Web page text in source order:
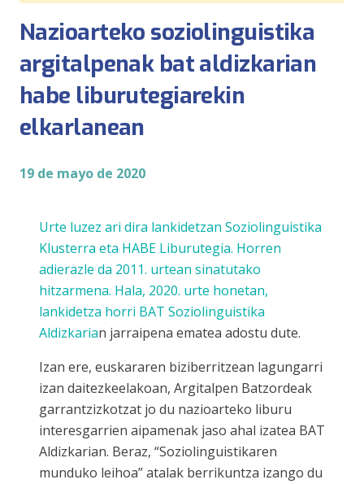
Nazioarteko soziolinguistika
argitalpenak bat aldizkarian
habe liburutegiarekin
elkarlanean
19 de mayo de 2020
Urte luzez ari dira lankidetzan Soziolinguistika
Klusterra eta HABE Liburutegia. Horren
adierazle da 2011. urtean sinatutako
hitzarmena. Hala, 2020. urte honetan,
lankidetza horri BAT Soziolinguistika
Aldizkarian jarraipena ematea adostu dute.
Izan ere, euskararen biziberritzean lagungarri
izan daitezkeelakoan, Argitalpen Batzordeak
garrantzizkotzat jo du nazioarteko liburu
interesgarrien aipamenak jaso ahal izatea BAT
Aldizkarian. Beraz, “Soziolinguistikaren
munduko leihoa” atalak berrikuntza izango du